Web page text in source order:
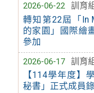
2026-06-22
訓育
轉知第22屆「In
的家園」國際繪
參加
2026-06-17
訓育
【114學年度】
秘書」正式成員